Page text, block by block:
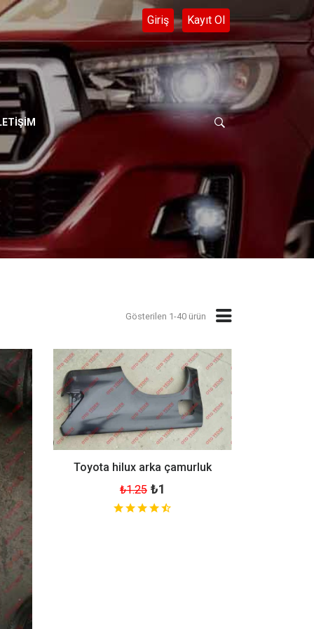
282 56 40
Gösterilen 1-40 ürün
Toyota hilux arka çamurluk
₺1.25 ₺1